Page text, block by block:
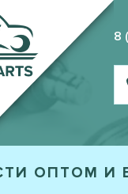
8
ОПТОМ И